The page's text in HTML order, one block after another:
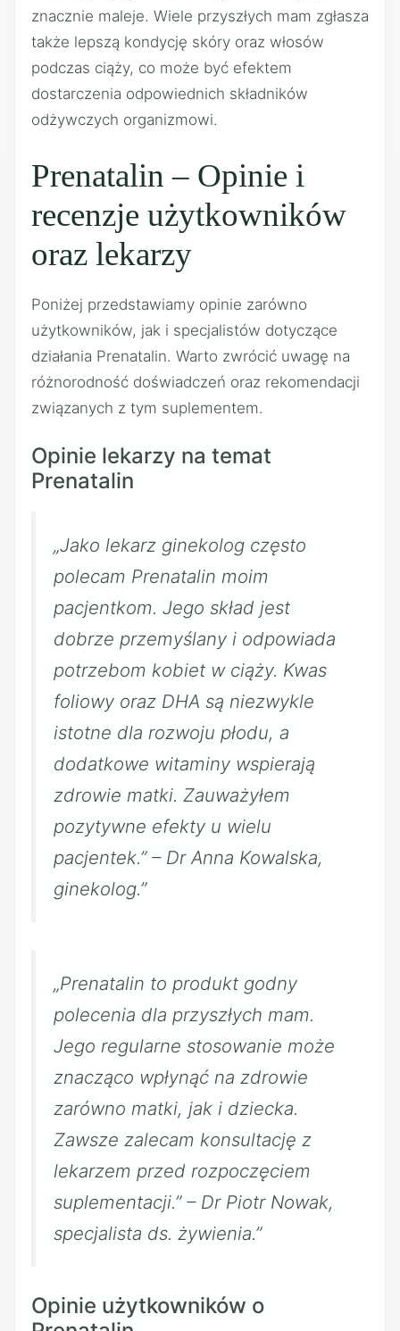
znacznie maleje. Wiele przyszłych mam zgłasza
także lepszą kondycję skóry oraz włosów
podczas ciąży, co może być efektem
dostarczenia odpowiednich składników
odżywczych organizmowi.
Prenatalin – Opinie i
recenzje użytkowników
oraz lekarzy
Poniżej przedstawiamy opinie zarówno
użytkowników, jak i specjalistów dotyczące
działania Prenatalin. Warto zwrócić uwagę na
różnorodność doświadczeń oraz rekomendacji
związanych z tym suplementem.
Opinie lekarzy na temat
Prenatalin
„Jako lekarz ginekolog często
polecam Prenatalin moim
pacjentkom. Jego skład jest
dobrze przemyślany i odpowiada
potrzebom kobiet w ciąży. Kwas
foliowy oraz DHA są niezwykle
istotne dla rozwoju płodu, a
dodatkowe witaminy wspierają
zdrowie matki. Zauważyłem
pozytywne efekty u wielu
pacjentek.” – Dr Anna Kowalska,
ginekolog.”
„Prenatalin to produkt godny
polecenia dla przyszłych mam.
Jego regularne stosowanie może
znacząco wpłynąć na zdrowie
zarówno matki, jak i dziecka.
Zawsze zalecam konsultację z
lekarzem przed rozpoczęciem
suplementacji.” – Dr Piotr Nowak,
specjalista ds. żywienia.”
Opinie użytkowników o